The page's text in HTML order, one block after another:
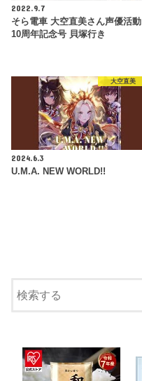
2022.9.7
そら電車 大空直美さん声優活動
10周年記念号 貝塚行き
大空直美
2024.6.3
U.M.A. NEW WORLD!!